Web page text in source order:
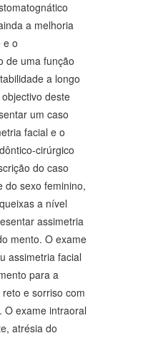
a melhoria
e o
de uma função
a longo
deste
um caso
facial e o
cirúrgico
do caso
do sexo feminino,
a nível
assimetria
mento. O exame
assimetria facial
para a
e sorriso com
O exame intraoral
atrésia do